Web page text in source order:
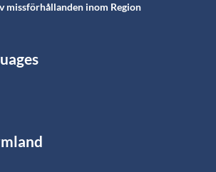
missförhållanden inom Region